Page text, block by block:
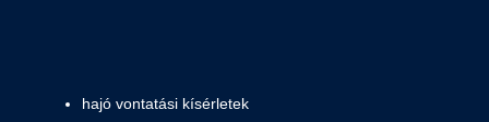
hajó vontatási kísérletek